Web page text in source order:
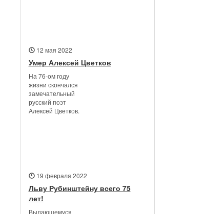
12 мая 2022
Умер Алексей Цветков
На 76-ом году
жизни скончался
замечательный
русский поэт
Алексей Цветков.
19 февраля 2022
Льву Рубинштейну всего 75
лет!
Выдающемуся